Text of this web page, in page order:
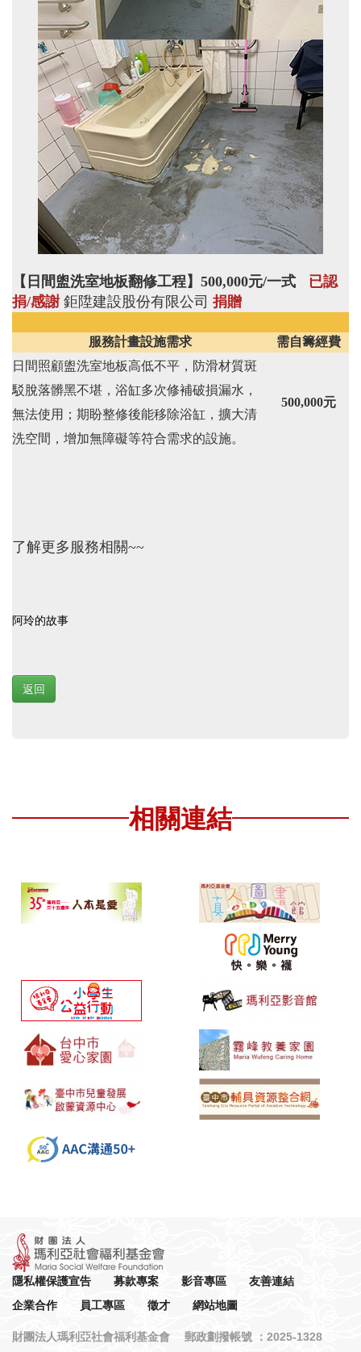
【 日間盥洗室地板翻修工程】500,000元/一式
已認
捐/感謝鉅陞建設股份有限公司 捐贈
服務計畫設施需求
需自籌經費
日間照顧盥洗室地板高低不平，防滑材質斑
駁脫落髒黑不堪，浴缸多次修補破損漏水，
無法使用；期盼整修後能移除浴缸，擴大清
洗空間，增加無障礙等符合需求的設施。
500,000元
了解更多服務相關~~
阿玲的故事
返回
相關連結
隱私權保護宣告 募款專案 影音專區
友善連結
企業合作
員工專區 徵才 網站地圖
財團法人瑪利亞社會福利基金會 郵政劃撥帳號 ：2025-1328